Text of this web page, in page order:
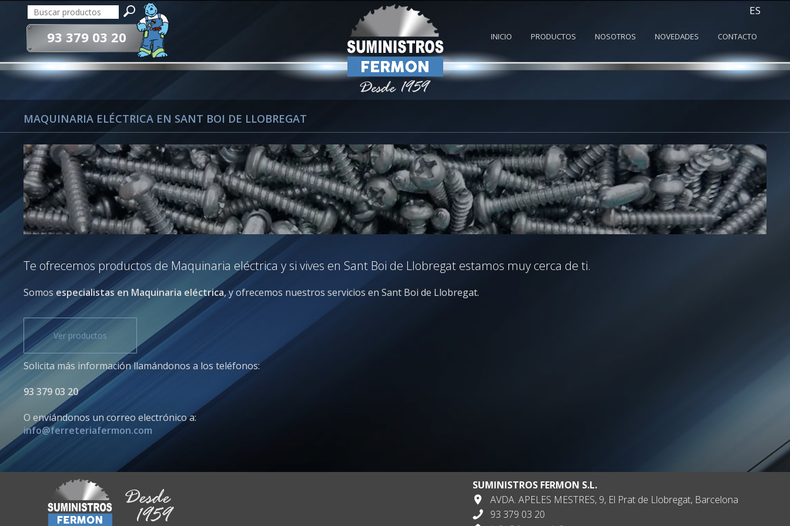
ES
93 379 03 20 INICIO PRODUCTOS NOSOTROS NOVEDADES CONTACTO
MAQUINARIA ELÉCTRICA EN SANT BOI DE LLOBREGAT
Te ofrecemos productos de Maquinaria eléctrica y si vives en Sant Boi de Llobregat estamos muy cerca de ti.
Somos especialistas en Maquinaria eléctrica, y ofrecemos nuestros servicios en Sant Boi de Llobregat.
Ver productos
Solicita más información llamándonos a los teléfonos:
93 379 03 20
O enviándonos un correo electrónico a:
info@ferreteriafermon.com
SUMINISTROS FERMON S.L.
AVDA. APELES MESTRES, 9, El Prat de Llobregat, Barcelona
93 379 03 20